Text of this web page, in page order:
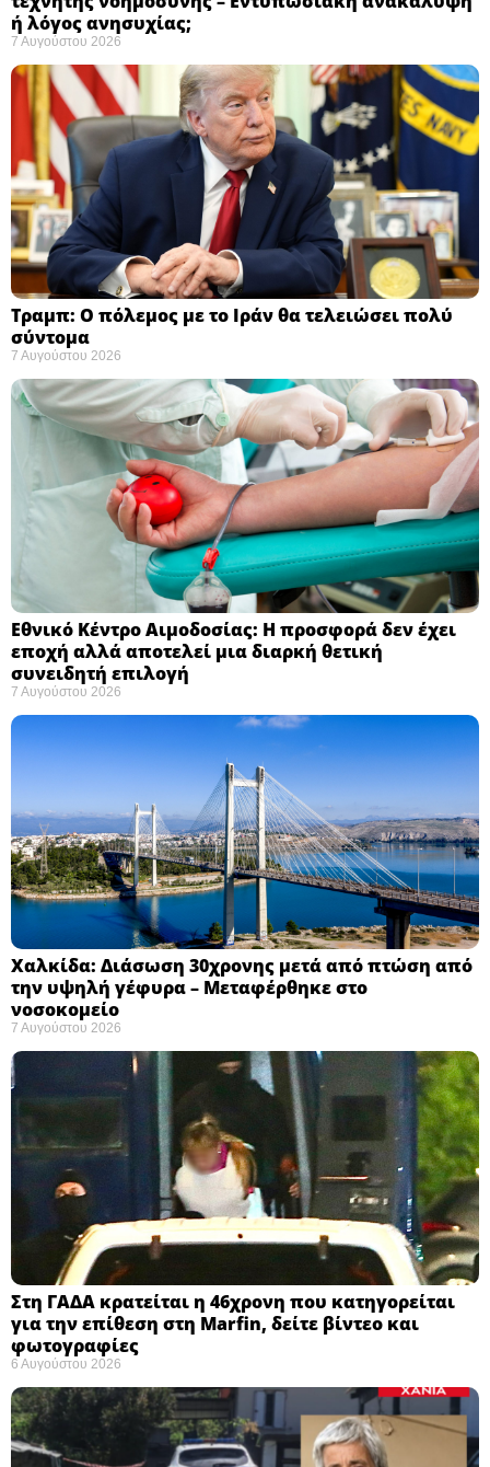
ή λόγος ανησυχίας; ​
7 Αυγούστου 2026
Τραμπ: Ο πόλεμος με το Ιράν θα τελειώσει πολύ
σύντομα ​
7 Αυγούστου 2026
Εθνικό Κέντρο Αιμοδοσίας: H προσφορά δεν έχει
εποχή αλλά αποτελεί μια διαρκή θετική
συνειδητή επιλογή ​
7 Αυγούστου 2026
Χαλκίδα: Διάσωση 30χρονης μετά από πτώση από
την υψηλή γέφυρα – Μεταφέρθηκε στο
νοσοκομείο ​
7 Αυγούστου 2026
Στη ΓΑΔΑ κρατείται η 46χρονη που κατηγορείται
για την επίθεση στη Marfin, δείτε βίντεο και
φωτογραφίες
6 Αυγούστου 2026